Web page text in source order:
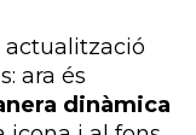
actualització
ara és
dinàmica